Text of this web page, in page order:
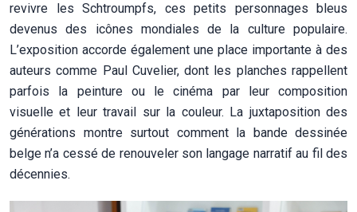
revivre les Schtroumpfs, ces petits personnages bleus
devenus des icônes mondiales de la culture populaire.
L’exposition accorde également une place importante à des
auteurs comme Paul Cuvelier, dont les planches rappellent
parfois la peinture ou le cinéma par leur composition
visuelle et leur travail sur la couleur. La juxtaposition des
générations montre surtout comment la bande dessinée
belge n’a cessé de renouveler son langage narratif au fil des
décennies.